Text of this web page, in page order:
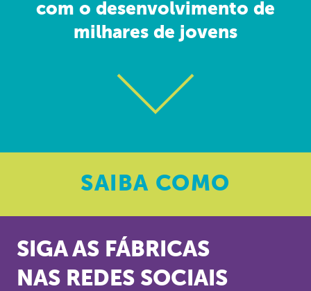
com o desenvolvimento de
milhares de jovens
SAIBA COMO
SIGA AS FÁBRICAS
NAS REDES SOCIAIS